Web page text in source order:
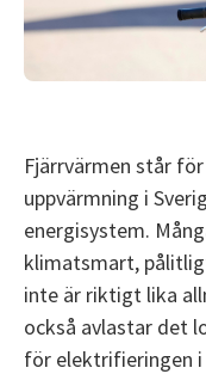
Fjärrvärmen står
uppvärmning i
energisystem.
klimatsmart,
inte är riktigt lika
också avlastar det
för elektrifieringen